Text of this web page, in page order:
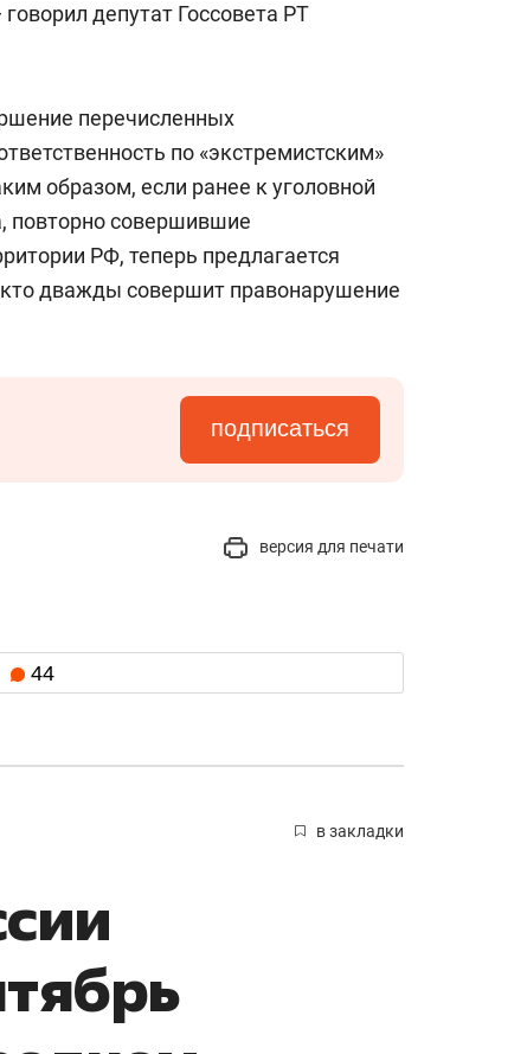
депутат Госсовета РТ
перечисленных
по «экстремистским»
образом, если ранее к уголовной
повторно совершившие
РФ, теперь предлагается
кто дважды совершит правонарушение
подписаться
версия для печати
44
в закладки